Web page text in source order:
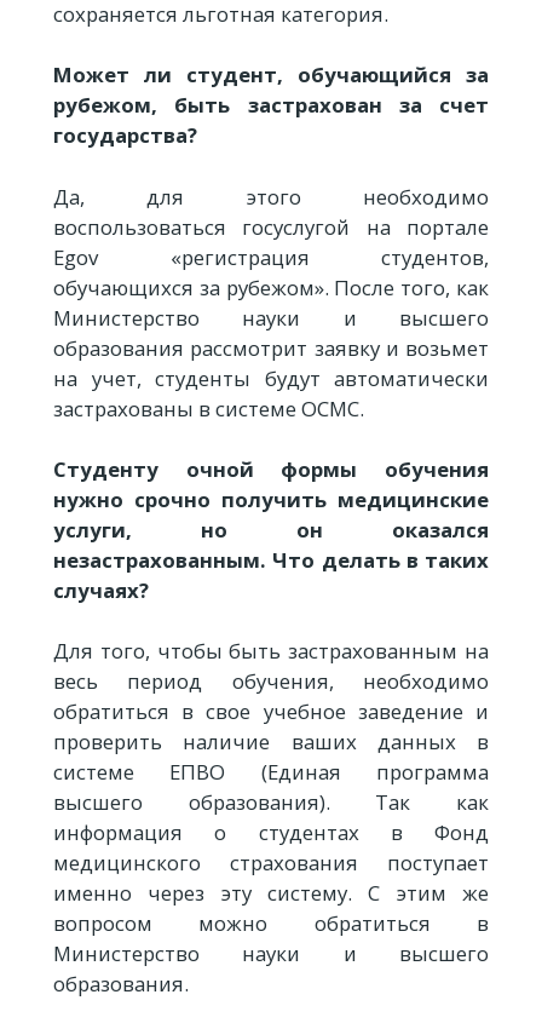
сохраняется льготная категория.
Может ли студент, обучающийся за
рубежом, быть застрахован за счет
государства?
Да, для этого необходимо
воспользоваться госуслугой на портале
Egov «регистрация студентов,
обучающихся за рубежом». После того, как
Министерство науки и высшего
образования рассмотрит заявку и возьмет
на учет, студенты будут автоматически
застрахованы в системе ОСМС.
Студенту очной формы обучения
нужно срочно получить медицинские
услуги, но он оказался
незастрахованным. Что делать в таких
случаях?
Для того, чтобы быть застрахованным на
весь период обучения, необходимо
обратиться в свое учебное заведение и
проверить наличие ваших данных в
системе ЕПВО (Единая программа
высшего образования). Так как
информация о студентах в Фонд
медицинского страхования поступает
именно через эту систему. С этим же
вопросом можно обратиться в
Министерство науки и высшего
образования.